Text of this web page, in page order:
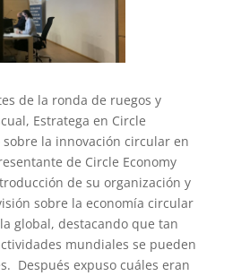
de la ronda de ruegos y
Estratega en Circle
sobre la innovación circular en
de Circle Economy
de su organización y
sobre la economía circular
global, destacando que tan
mundiales se pueden
Después expuso cuáles eran